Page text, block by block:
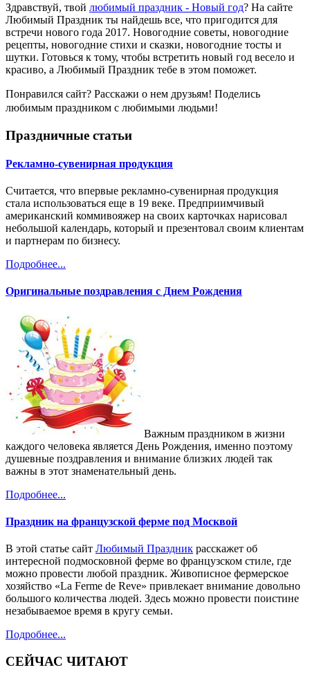
Здравствуй, твой любимый праздник - Новый год? На сайте
Любимый Праздник ты найдешь все, что пригодится для
встречи нового года 2017. Новогодние советы, новогодние
рецепты, новогодние стихи и сказки, новогодние тосты и
шутки. Готовься к тому, чтобы встретить новый год весело и
красиво, а Любимый Праздник тебе в этом поможет.
Понравился сайт? Расскажи о нем друзьям! Поделись
любимым праздником с любимыми людьми!
Праздничные статьи
Рекламно-сувенирная продукция
Считается, что впервые рекламно-сувенирная продукция
стала использоваться еще в 19 веке. Предприимчивый
американский коммивояжер на своих карточках нарисовал
небольшой календарь, который и презентовал своим клиентам
и партнерам по бизнесу.
Подробнее...
Оригинальные поздравления с Днем Рождения
Важным праздником в жизни
каждого человека является День Рождения, именно поэтому
душевные поздравления и внимание близких людей так
важны в этот знаменательный день.
Подробнее...
Праздник на французской ферме под Москвой
В этой статье сайт Любимый Праздник расскажет об
интересной подмосковной ферме во французском стиле, где
можно провести любой праздник. Живописное фермерское
хозяйство «La Ferme de Reve» привлекает внимание довольно
большого количества людей. Здесь можно провести поистине
незабываемое время в кругу семьи.
Подробнее...
СЕЙЧАС ЧИТАЮТ